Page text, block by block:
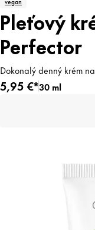
Pleťový
Perfector
Dokonalý denný krém
5,95 €*30 ml